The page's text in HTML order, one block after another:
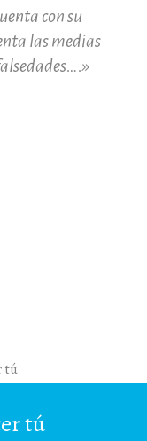
con su
las medias
tú